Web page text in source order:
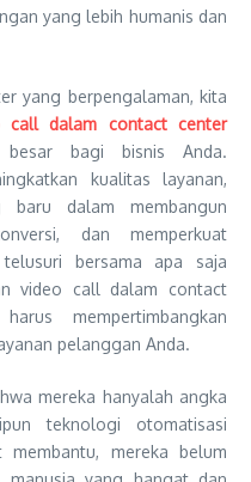
yang lebih humanis dan
yang berpengalaman, kita
call dalam contact center
besar bagi bisnis Anda.
kualitas layanan,
baru dalam membangun
dan memperkuat
bersama apa saja
video call dalam contact
mempertimbangkan
pelanggan Anda.
mereka hanyalah angka
teknologi otomatisasi
mereka belum